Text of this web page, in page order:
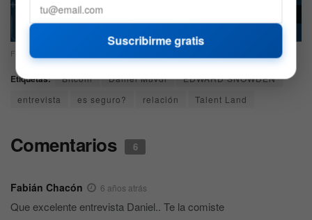
Fuente: BitFinanzas
Etiquetas: Bitcoin Daniel Muvdi
EDWARD SNOWDEN
entrevista
es seguro? relación Talent Land
Comentarios 6
Fabián Chacón 6 años atrás
Que excelente entrevista Daniel.. Te la comiste
Suscribirme gratis